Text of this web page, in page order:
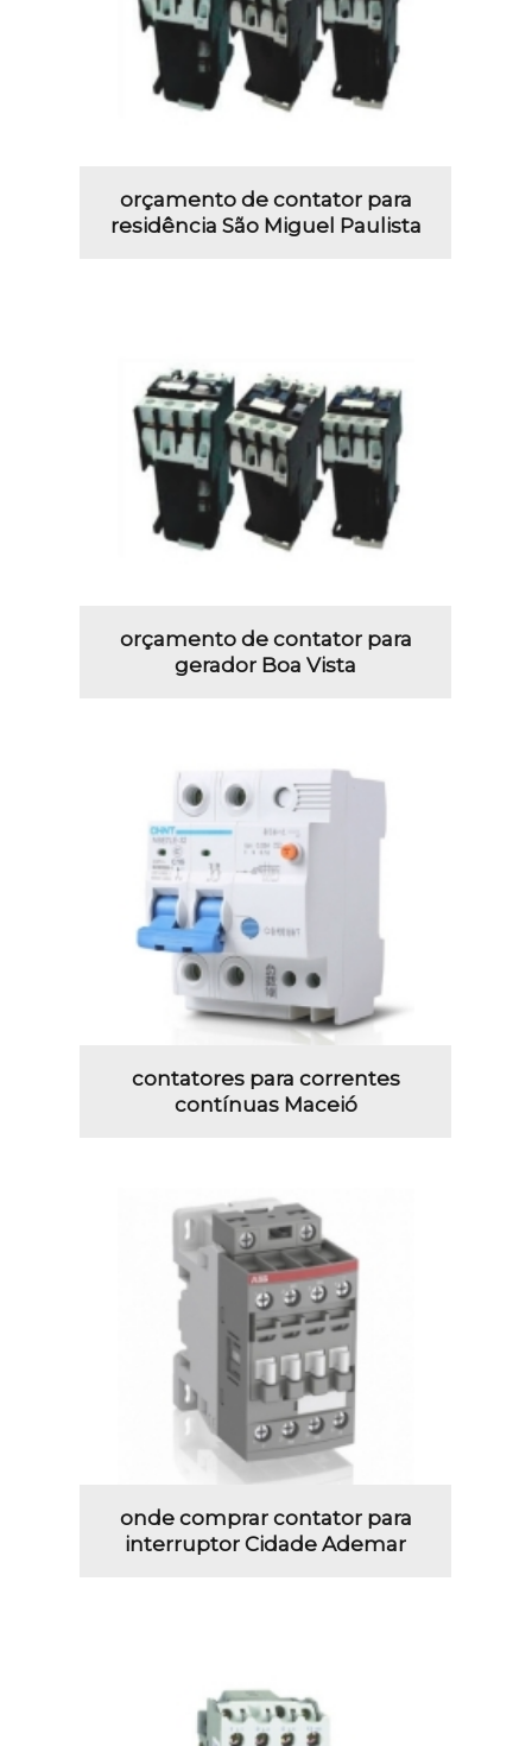
orçamento de contator para
residência São Miguel Paulista
orçamento de contator para
gerador Boa Vista
contatores para correntes
contínuas Maceió
onde comprar contator para
interruptor Cidade Ademar